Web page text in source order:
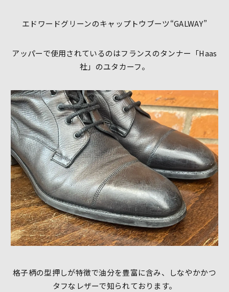
エドワードグリーンのキャップトウブーツ“GALWAY”
アッパーで使用されているのはフランスのタンナー「Haas
社」のユタカーフ。
格子柄の型押しが特徴で油分を豊富に含み、しなやかかつ
タフなレザーで知られております。